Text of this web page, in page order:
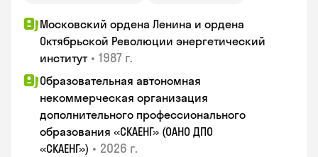
Московский ордена Ленина и ордена
Октябрьской Революции энергетический
институт • 1987 г.
Образовательная автономная
некоммерческая организация
дополнительного профессионального
образования «СКАЕНГ» (ОАНО ДПО
«СКАЕНГ») • 2026 г.